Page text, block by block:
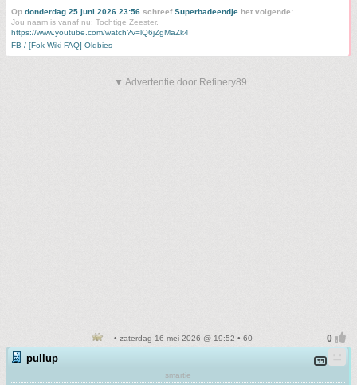
Op donderdag 25 juni 2026 23:56 schreefSuperbadeendje het volgende:
Jou naam is vanaf nu: Tochtige Zeester.
https://www.youtube.com/watch?v=lQ6jZgMaZk4
FB / [Fok Wiki FAQ] Oldbies
▼ Advertentie door Refinery89
• zaterdag 16 mei 2026 @ 19:52 • 60
pullup
smartie